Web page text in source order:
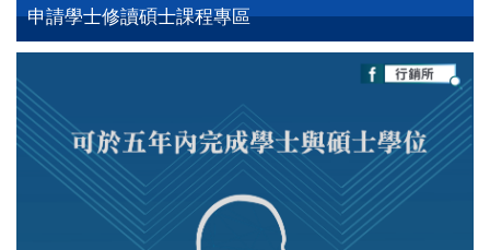
申請學士修讀碩士課程專區